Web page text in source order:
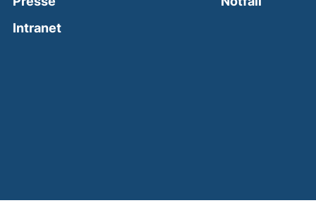
Intranet(external link, opens in a new window)